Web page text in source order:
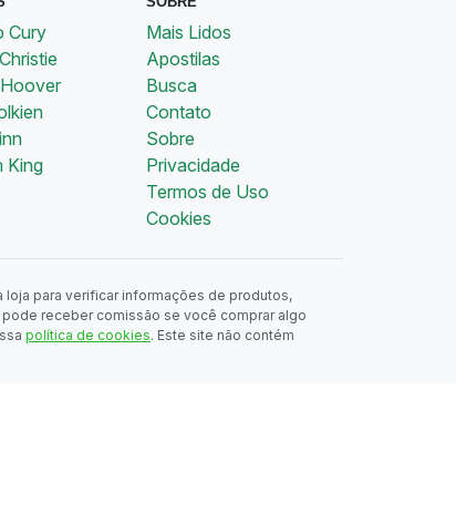
Cury
King
Mais Lidos
Apostilas
Busca
Contato
Sobre
Privacidade
Termos de Uso
Cookies
para verificar informações de produtos,
receber comissão se você comprar algo
política de cookies. Este site não contém